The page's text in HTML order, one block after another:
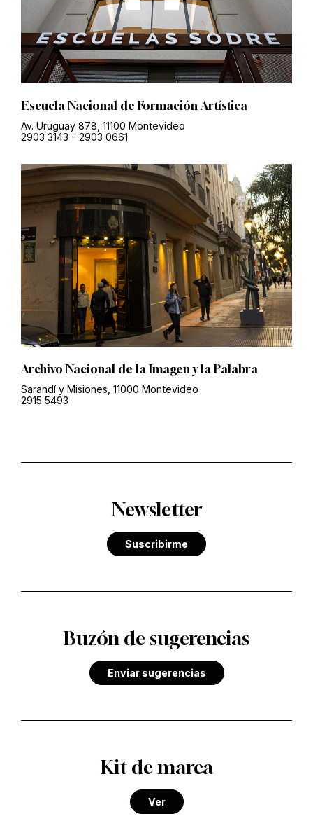
Escuela Nacional de Formación Artística
Av. Uruguay 878, 11100 Montevideo
2903 3143 - 2903 0661
Archivo Nacional de la Imagen y la Palabra
Sarandí y Misiones, 11000 Montevideo
2915 5493
Newsletter
Suscribirme
Buzón de sugerencias
Enviar sugerencias
Kit de marca
Ver